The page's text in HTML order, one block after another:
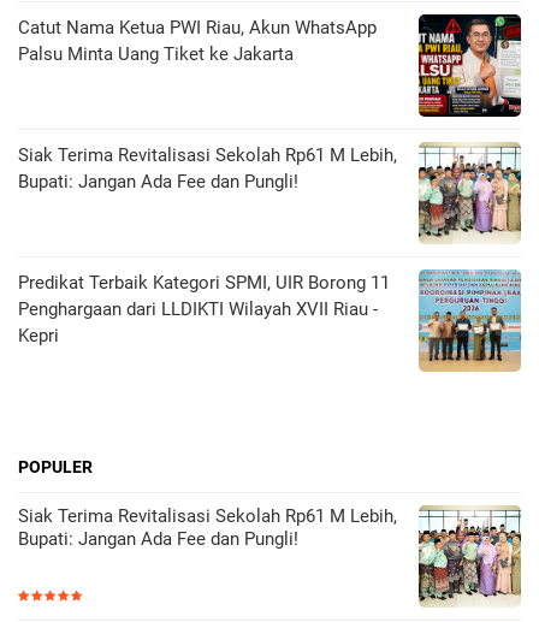
Catut Nama Ketua PWI Riau, Akun WhatsApp
Palsu Minta Uang Tiket ke Jakarta
Siak Terima Revitalisasi Sekolah Rp61 M Lebih,
Bupati: Jangan Ada Fee dan Pungli!
Predikat Terbaik Kategori SPMI, UIR Borong 11
Penghargaan dari LLDIKTI Wilayah XVII Riau -
Kepri
POPULER
Siak Terima Revitalisasi Sekolah Rp61 M Lebih,
Bupati: Jangan Ada Fee dan Pungli!